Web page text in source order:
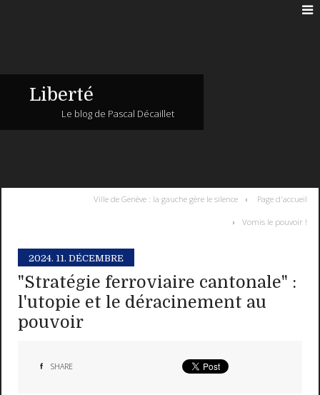
Liberté
Le blog de Pascal Décaillet
Ville de Genève : la gauche gère le silence Page d'accueil
Vomis le pouvoir !
2024. 11. DÉCEMBRE
"Stratégie ferroviaire cantonale" :
l'utopie et le déracinement au
pouvoir
SHARE